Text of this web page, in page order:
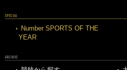
SPECIAL
Number SPORTS OF THE
YEAR
ARCHIVE